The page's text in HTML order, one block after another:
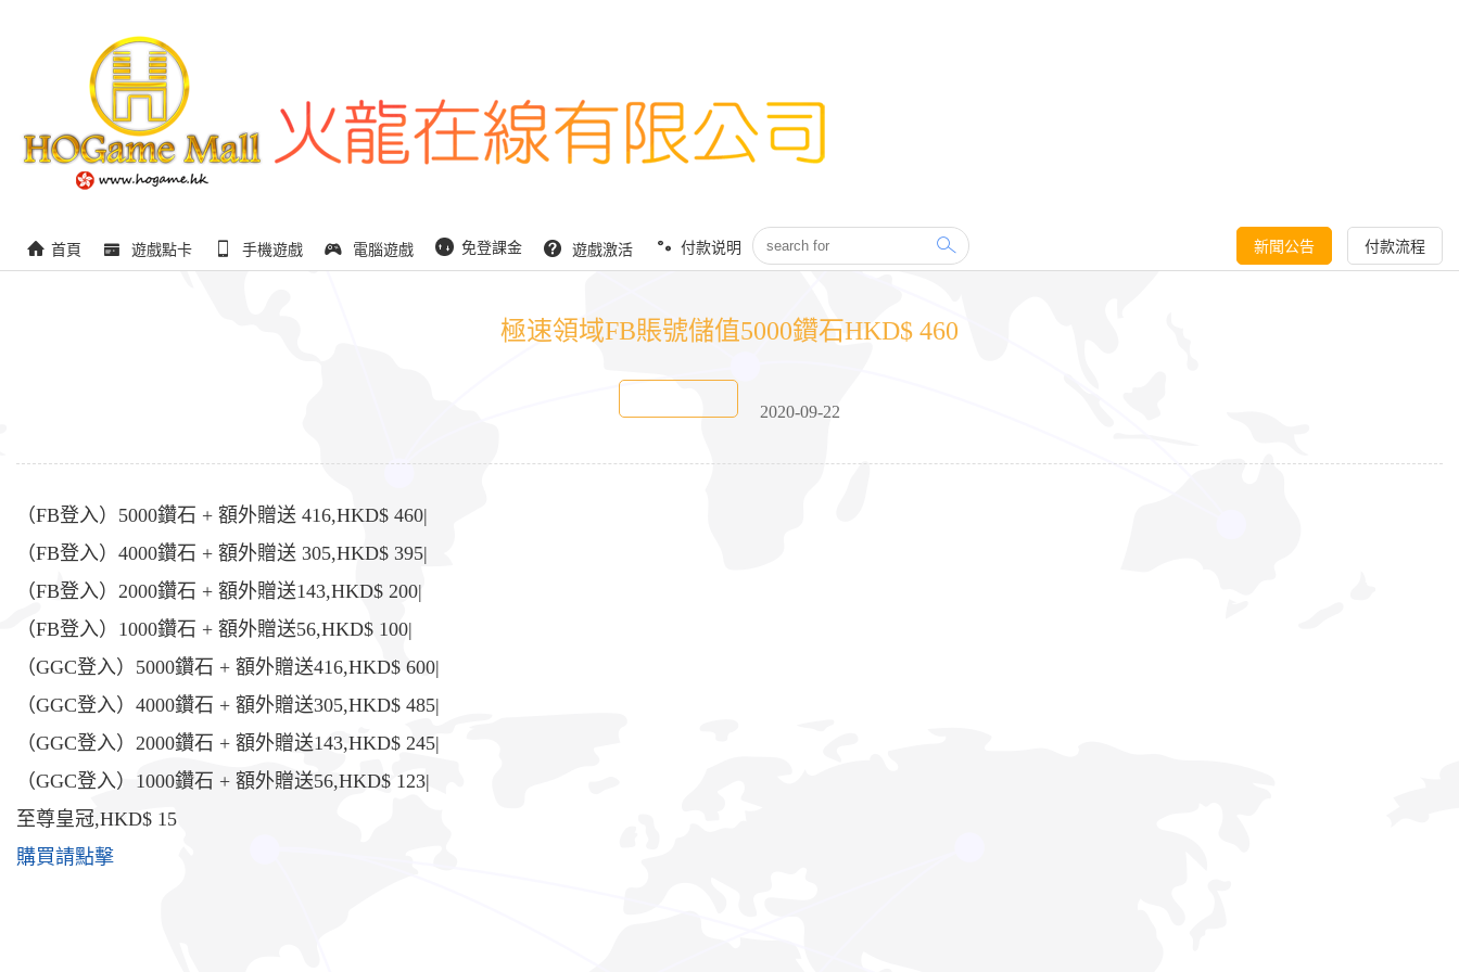
首頁 遊戲點卡 手機遊戲 電腦遊戲 免登課金 遊戲激活 付款说明 新聞公告 付款流程
極速領域FB賬號儲值5000鑽石HKD$ 460
2020-09-22
（FB登入）5000鑽石 + 額外贈送 416,HKD$ 460|
（FB登入）4000鑽石 + 額外贈送 305,HKD$ 395|
（FB登入）2000鑽石 + 額外贈送143,HKD$ 200|
（FB登入）1000鑽石 + 額外贈送56,HKD$ 100|
（GGC登入）5000鑽石 + 額外贈送416,HKD$ 600|
（GGC登入）4000鑽石 + 額外贈送305,HKD$ 485|
（GGC登入）2000鑽石 + 額外贈送143,HKD$ 245|
（GGC登入）1000鑽石 + 額外贈送56,HKD$ 123|
至尊皇冠,HKD$ 15
購買請點擊